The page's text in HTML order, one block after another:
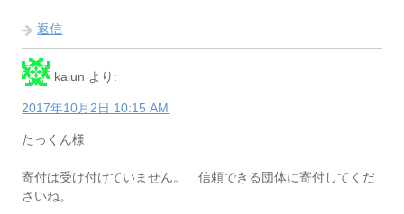
返信
kaiun より:
2017年10月2日 10:15 AM
たっくん様
寄付は受け付けていません。 信頼できる団体に寄付してくだ
さいね。